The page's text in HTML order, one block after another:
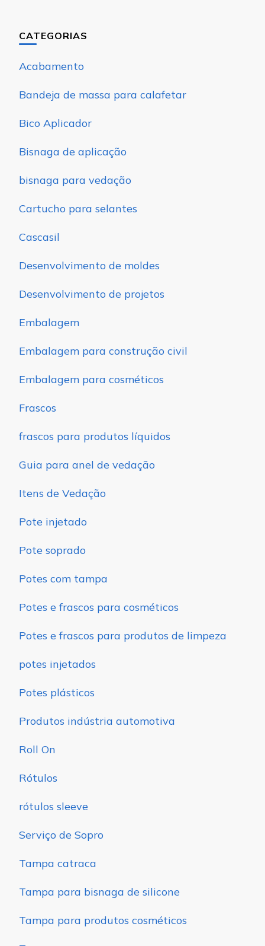
CATEGORIAS
Acabamento
Bandeja de massa para calafetar
Bico Aplicador
Bisnaga de aplicação
bisnaga para vedação
Cartucho para selantes
Cascasil
Desenvolvimento de moldes
Desenvolvimento de projetos
Embalagem
Embalagem para construção civil
Embalagem para cosméticos
Frascos
frascos para produtos líquidos
Guia para anel de vedação
Itens de Vedação
Pote injetado
Pote soprado
Potes com tampa
Potes e frascos para cosméticos
Potes e frascos para produtos de limpeza
potes injetados
Potes plásticos
Produtos indústria automotiva
Roll On
Rótulos
rótulos sleeve
Serviço de Sopro
Tampa catraca
Tampa para bisnaga de silicone
Tampa para produtos cosméticos